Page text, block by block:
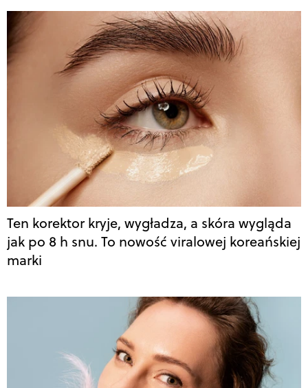
Ten korektor kryje, wygładza, a skóra wygląda
jak po 8 h snu. To nowość viralowej koreańskiej
marki